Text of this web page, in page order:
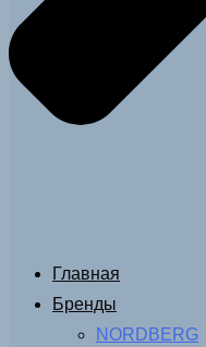
Главная
Бренды
NORDBERG